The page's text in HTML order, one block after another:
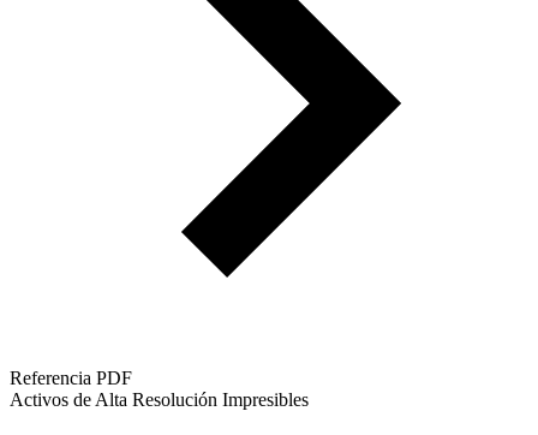
Referencia PDF
Activos de Alta Resolución Impresibles